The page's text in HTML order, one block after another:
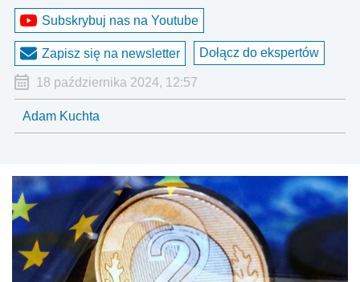
Subskrybuj nas na Youtube
Zapisz się na newsletter Dołącz do ekspertów
18 października 2024, 12:57
Adam Kuchta